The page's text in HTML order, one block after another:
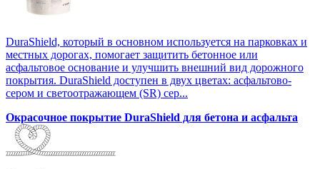
DuraShield, который в основном используется на парковках и
местных дорогах, помогает защитить бетонное или
асфальтовое основание и улучшить внешний вид дорожного
покрытия. DuraShield доступен в двух цветах: асфальтово-
сером и светоотражающем (SR) сер...
Окрасочное покрытие DuraShield для бетона и асфальта